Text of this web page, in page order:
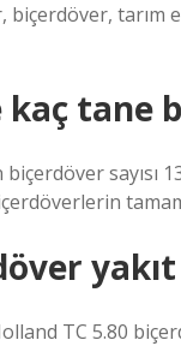
tarım
kaç tane
sayısı
TC 5.80